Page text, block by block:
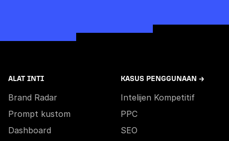
ALAT INTI
Brand Radar
Prompt kustom
Dashboard
KASUS PENGGUNAAN →
Intelijen Kompetitif
PPC
SEO